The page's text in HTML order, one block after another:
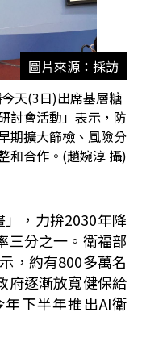
圖片來源：採訪
天(3日)出席基層糖
討會活動」表示，防
期擴大篩檢、風險分
和合作。(趙婉淳 攝)
」，力拚2030年降
三分之一。衛福部
，約有800多萬名
府逐漸放寬健保給
下半年推出AI衛